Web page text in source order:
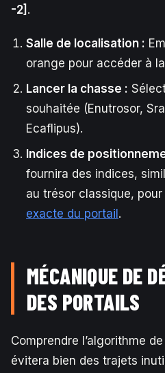
-2] .
Salle de localisation :
orange pour accéder à
Lancer la chasse :
souhaitée (Enutrosor,
Ecaflipus).
Indices de
fournira des indices,
au trésor classique,
exacte du portail .
MÉCANIQUE DE
DES PORTAILS
Comprendre l’algorithme
évitera bien des trajets